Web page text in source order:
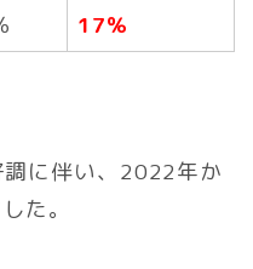
17％
に伴い、2022年か
た。